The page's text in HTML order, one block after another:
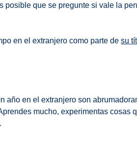
posible que se pregunte si vale la
en el extranjero como parte desu
año en el extranjero son
mucho, experimentas cosas